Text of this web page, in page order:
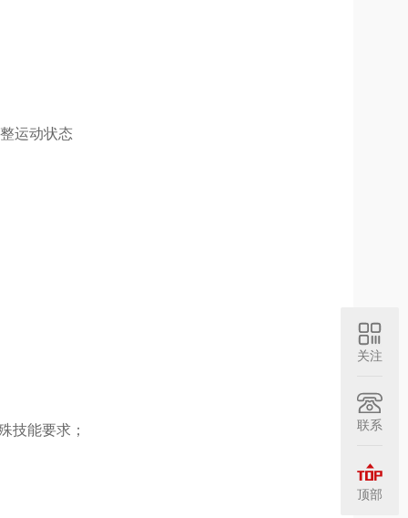
运动状态
技能要求；
关注
联系
顶部